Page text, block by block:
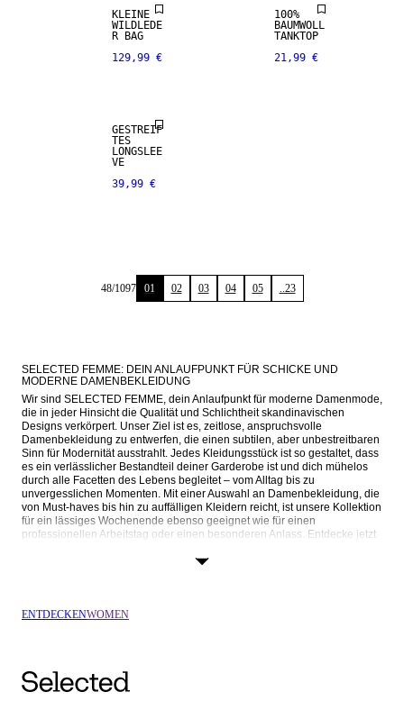
KLEINE
WILDLEDE
R BAG
129,99 €
100%
BAUMWOLL
TANKTOP
21,99 €
GESTREIF
TES
LONGSLEE
VE
39,99 €
48/1097 01 02 03 04 05 ..23
SELECTED FEMME: DEIN ANLAUFPUNKT FÜR SCHICKE UND
MODERNE DAMENBEKLEIDUNG
Wir sind SELECTED FEMME, dein Anlaufpunkt für moderne Damenmode,
die in jeder Hinsicht die Qualität und Schlichtheit skandinavischen
Designs verkörpert. Unser Ziel ist es, zeitlose, anspruchsvolle
Damenbekleidung zu entwerfen, die einen subtilen, aber unbestreitbaren
Sinn für Modernität ausstrahlt. Jedes Kleidungsstück ist so gestaltet, dass
es ein verlässlicher Bestandteil deiner Garderobe ist und dich mühelos
durch alle Facetten des Lebens begleitet – vom Alltag bis zu
unvergesslichen Momenten. Mit einer Auswahl an Damenbekleidung, die
von Must-haves bis hin zu auffälligen Kleidern reicht, ist unsere Kollektion
für ein lässiges Wochenende ebenso geeignet wie für einen
professionellen Arbeitstag oder einen besonderen Anlass. Entdecke jetzt
Basics bis hin zu raffinierter Konfektion und wunderschöner
T-Shirts: Unsere T-Shirts
ENTDECKENWOMEN